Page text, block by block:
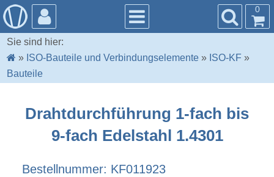
0
Sie sind hier:
» ISO-Bauteile und Verbindungselemente » ISO-KF »
Bauteile
Drahtdurchführung 1-fach bis
9-fach Edelstahl 1.4301
Bestellnummer: KF011923